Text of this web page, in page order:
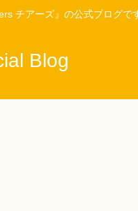
チアーズ』の公式ブログで
Blog